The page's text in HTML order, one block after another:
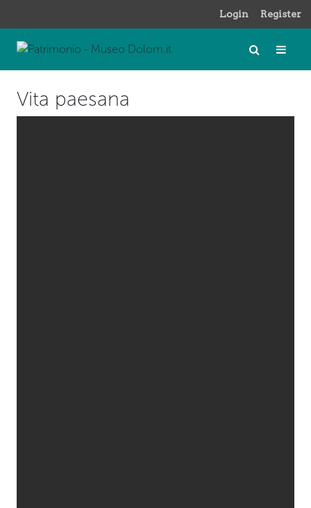
Login Register
Vita paesana